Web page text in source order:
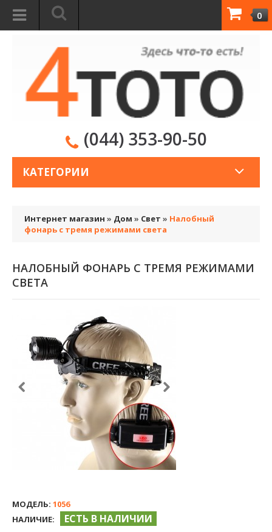
0
(044) 353-90-50
КАТЕГОРИИ
Интернет магазин » Дом » Свет » Налобный
фонарь с тремя режимами света
НАЛОБНЫЙ ФОНАРЬ С ТРЕМЯ РЕЖИМАМИ
СВЕТА
МОДЕЛЬ: 1056
НАЛИЧИЕ:
ЕСТЬ В НАЛИЧИИ